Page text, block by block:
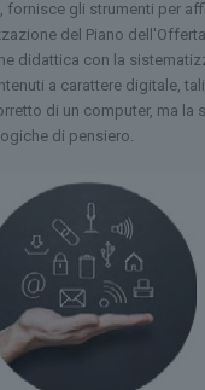
fornisce gli strumenti per
del Piano
didattica con la
a carattere digitale,
di un computer, ma la
di pensiero.